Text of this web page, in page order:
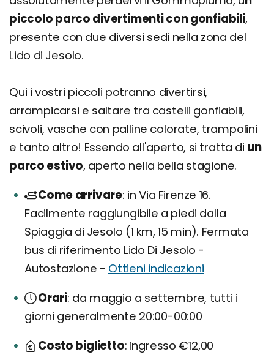
piccolo parco divertimenti con gonfiabili,
presente con due diversi sedi nella zona del
Lido di Jesolo.
Qui i vostri piccoli potranno divertirsi,
arrampicarsi e saltare tra castelli gonfiabili,
scivoli, vasche con palline colorate, trampolini
e tanto altro! Essendo all'aperto, si tratta di un
parco estivo, aperto nella bella stagione.
Come arrivare in Via Firenze 16.
Facilmente raggiungibile a piedi dalla
Spiaggia di Jesolo (1 km, 15 min). Fermata
bus di riferimento Lido Di Jesolo -
Autostazione - Ottieni indicazioni
Orari da maggio a settembre, tutti i
giorni generalmente 20:00-00:00
Costo biglietto ingresso €12,00